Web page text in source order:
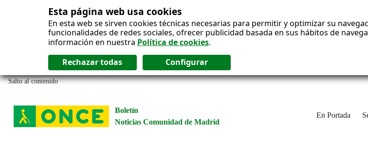
Esta página web usa cookies
En esta web se sirven cookies técnicas necesarias para permitir y optimizar su
funcionalidades de redes sociales, ofrecer publicidad basada en sus hábitos de
información en nuestra Política de cookies.
Salto al contenido
Boletín
Noticias Comunidad de Madrid
En Portada